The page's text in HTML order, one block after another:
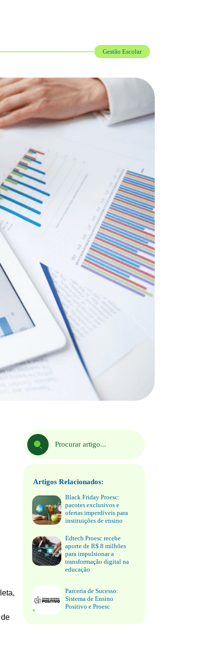
Gestão Escolar
Artigos Relacionados:
Black Friday Proesc:
pacotes exclusivos e
ofertas imperdíveis para
instituições de ensino
Edtech Proesc recebe
aporte de R$ 8 milhões
para impulsionar a
transformação digital na
educação
Parceria de Sucesso:
Sistema de Ensino
Positivo e Proesc